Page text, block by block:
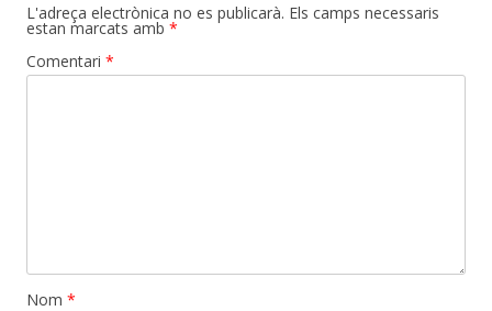
L'adreça electrònica no es publicarà. Els camps necessaris
estan marcats amb *
Comentari *
Nom *